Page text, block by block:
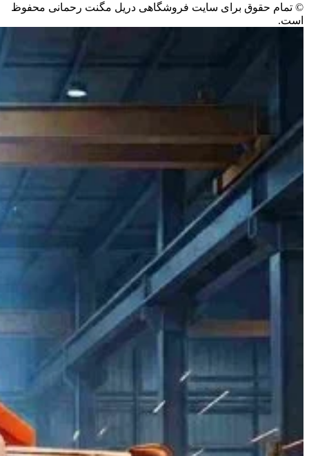
©️ تمام حقوق برای سایت فروشگاهی دریل مگنت رحمانی محفوظ
است.